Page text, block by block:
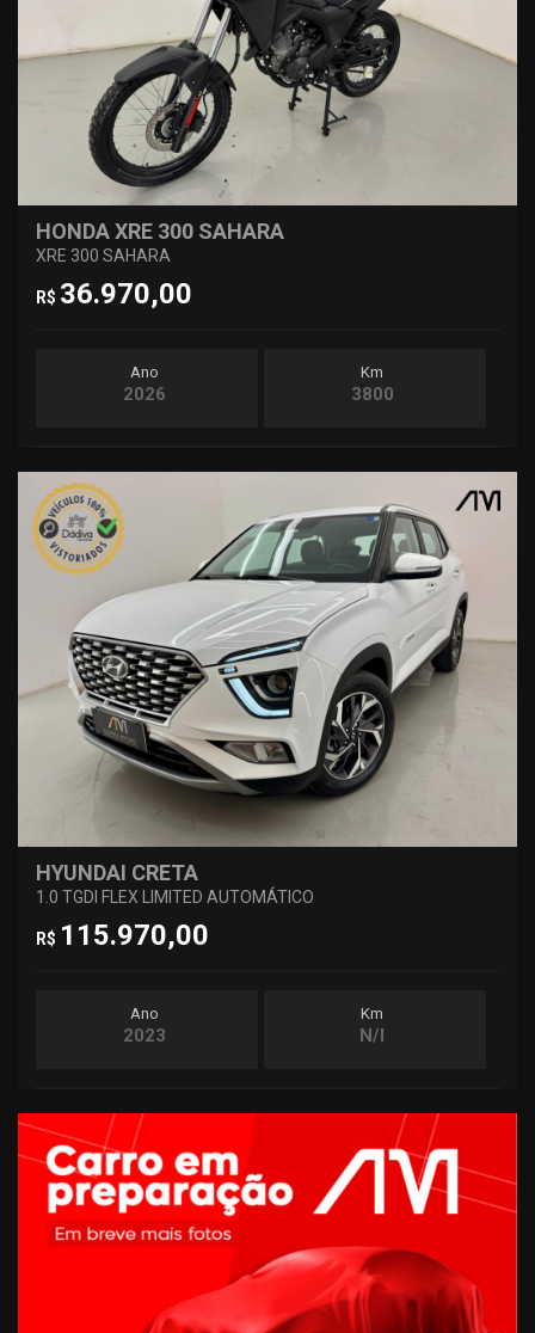
HONDA XRE 300 SAHARA
XRE 300 SAHARA
R$ 36.970,00
Ano
2026
Km
3800
HYUNDAI CRETA
1.0 TGDI FLEX LIMITED AUTOMÁTICO
R$ 115.970,00
Ano
2023
Km
N/I